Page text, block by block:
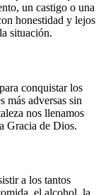
un castigo o una
honestidad y lejos
situación.
conquistar los
más adversas sin
nos llenamos
Gracia de Dios.
a los tantos